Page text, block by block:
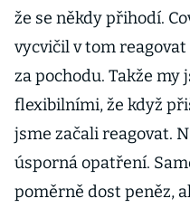
že se někdy přihodí.
vycvičil v tom
za pochodu. Takže my
flexibilními, že když
jsme začali reagovat.
úsporná opatření.
poměrně dost peněz,